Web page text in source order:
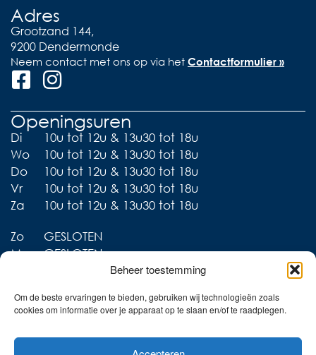
Beheer toestemming
Om de beste ervaringen te bieden, gebruiken wij technologieën zoals
cookies om informatie over je apparaat op te slaan en/of te raadplegen.
Adres
Grootzand 144,
9200 Dendermonde
Neem contact met ons op via het Contactformulier »
Openingsuren
Di
10u tot 12u & 13u30 tot 18u
Wo
10u tot 12u & 13u30 tot 18u
Do
10u tot 12u & 13u30 tot 18u
Vr
10u tot 12u & 13u30 tot 18u
Za
10u tot 12u & 13u30 tot 18u
Zo
GESLOTEN
Ma
GESLOTEN
Liever thuis shoppen?